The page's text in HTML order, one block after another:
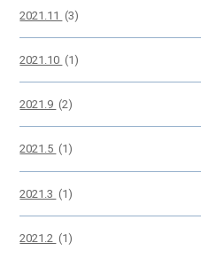
2021.11 (3)
2021.10 (1)
2021.9 (2)
2021.5 (1)
2021.3 (1)
2021.2 (1)